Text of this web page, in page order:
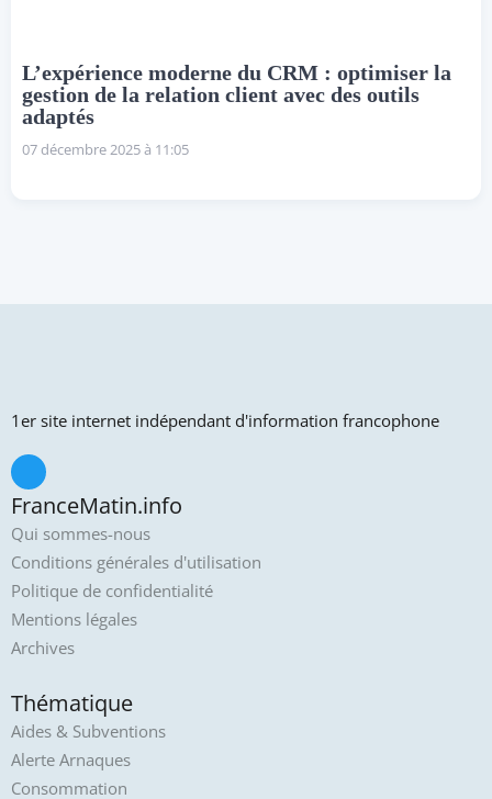
L’expérience moderne du CRM : optimiser la
gestion de la relation client avec des outils
adaptés
07 décembre 2025 à 11:05
1er site internet indépendant d'information francophone
FranceMatin.info
Qui sommes-nous
Conditions générales d'utilisation
Politique de confidentialité
Mentions légales
Archives
Thématique
Aides & Subventions
Alerte Arnaques
Consommation